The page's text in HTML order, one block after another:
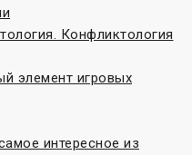
Конфликтология
элемент игровых
интересное из